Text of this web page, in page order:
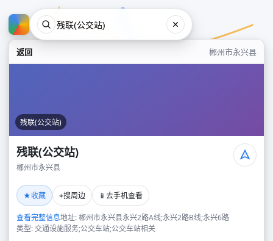
返回 郴州市永兴县
残联(公交站)
残联(公交站)
郴州市永兴县
★收藏 ⌖搜周边 📱 去手机查看
查看完整信息地址: 郴州市永兴县永兴2路A线;永兴2路B线;永兴6路
类型: 交通设施服务;公交车站;公交车站相关